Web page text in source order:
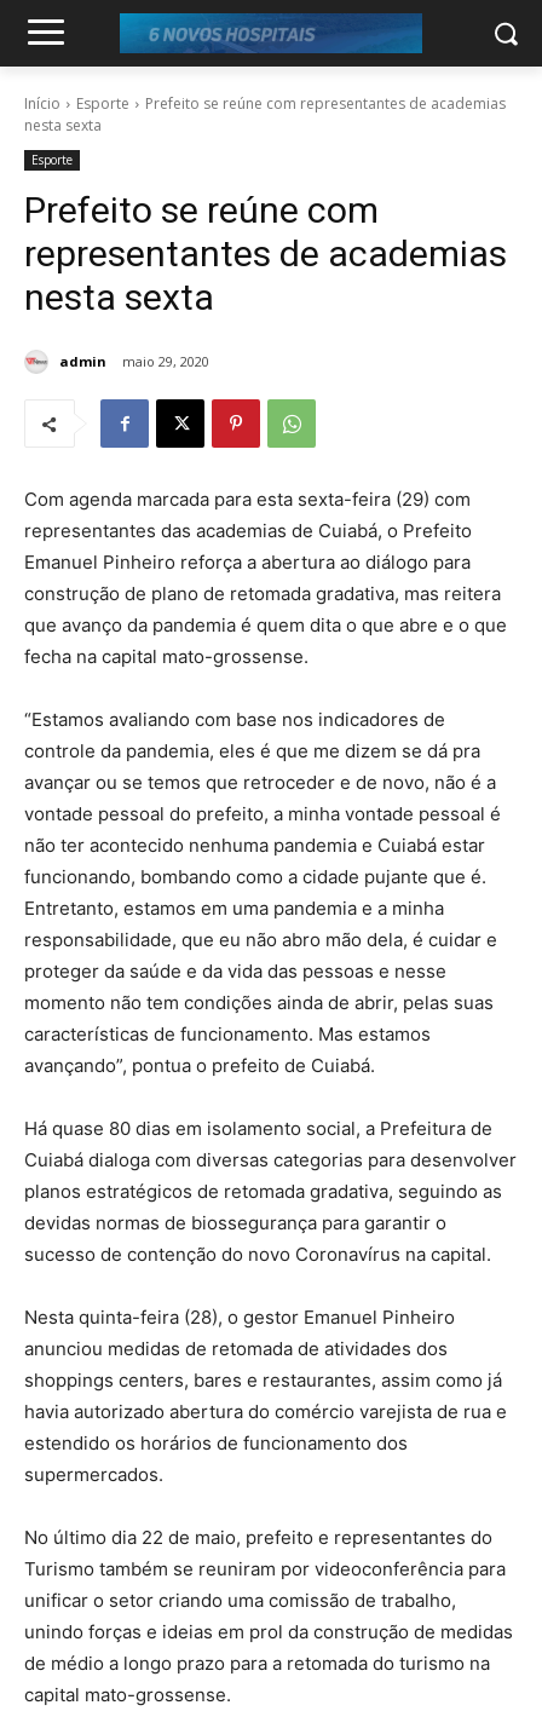
Início Esporte
Prefeito se reúne com representantes de academias
nesta sexta
Esporte
Prefeito se reúne com
representantes de academias
nesta sexta
admin maio 29, 2020
Com agenda marcada para esta sexta-feira (29) com
representantes das academias de Cuiabá, o Prefeito
Emanuel Pinheiro reforça a abertura ao diálogo para
construção de plano de retomada gradativa, mas reitera
que avanço da pandemia é quem dita o que abre e o que
fecha na capital mato-grossense.
“Estamos avaliando com base nos indicadores de
controle da pandemia, eles é que me dizem se dá pra
avançar ou se temos que retroceder e de novo, não é a
vontade pessoal do prefeito, a minha vontade pessoal é
não ter acontecido nenhuma pandemia e Cuiabá estar
funcionando, bombando como a cidade pujante que é.
Entretanto, estamos em uma pandemia e a minha
responsabilidade, que eu não abro mão dela, é cuidar e
proteger da saúde e da vida das pessoas e nesse
momento não tem condições ainda de abrir, pelas suas
características de funcionamento. Mas estamos
avançando”, pontua o prefeito de Cuiabá.
Há quase 80 dias em isolamento social, a Prefeitura de
Cuiabá dialoga com diversas categorias para desenvolver
planos estratégicos de retomada gradativa, seguindo as
devidas normas de biossegurança para garantir o
sucesso de contenção do novo Coronavírus na capital.
Nesta quinta-feira (28), o gestor Emanuel Pinheiro
anunciou medidas de retomada de atividades dos
shoppings centers, bares e restaurantes, assim como já
havia autorizado abertura do comércio varejista de rua e
estendido os horários de funcionamento dos
supermercados.
No último dia 22 de maio, prefeito e representantes do
Turismo também se reuniram por videoconferência para
unificar o setor criando uma comissão de trabalho,
unindo forças e ideias em prol da construção de medidas
de médio a longo prazo para a retomada do turismo na
capital mato-grossense.